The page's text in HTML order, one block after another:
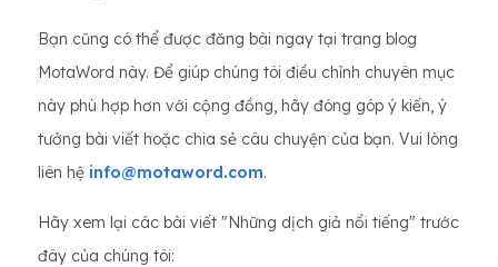
Bạn cũng có thể được đăng bài ngay tại trang blog
MotaWord này. Để giúp chúng tôi điều chỉnh chuyên mục
này phù hợp hơn với cộng đồng, hãy đóng góp ý kiến, ý
tưởng bài viết hoặc chia sẻ câu chuyện của bạn. Vui lòng
liên hệ info@motaword.com.
Hãy xem lại các bài viết "Những dịch giả nổi tiếng" trước
đây của chúng tôi: